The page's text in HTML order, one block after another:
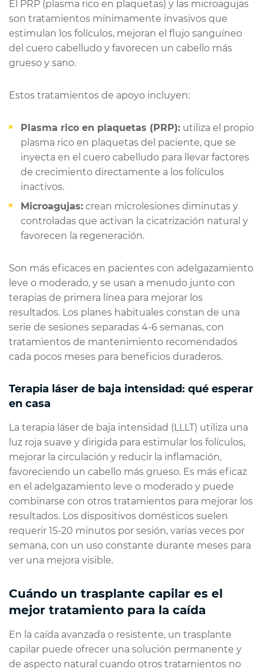
El PRP (plasma rico en plaquetas) y las microagujas
son tratamientos mínimamente invasivos que
estimulan los folículos, mejoran el flujo sanguíneo
del cuero cabelludo y favorecen un cabello más
grueso y sano.
Estos tratamientos de apoyo incluyen:
Plasma rico en plaquetas (PRP): utiliza el propio
plasma rico en plaquetas del paciente, que se
inyecta en el cuero cabelludo para llevar factores
de crecimiento directamente a los folículos
inactivos.
Microagujas: crean microlesiones diminutas y
controladas que activan la cicatrización natural y
favorecen la regeneración.
Son más eficaces en pacientes con adelgazamiento
leve o moderado, y se usan a menudo junto con
terapias de primera línea para mejorar los
resultados. Los planes habituales constan de una
serie de sesiones separadas 4-6 semanas, con
tratamientos de mantenimiento recomendados
cada pocos meses para beneficios duraderos.
Terapia láser de baja intensidad: qué esperar
en casa
La terapia láser de baja intensidad (LLLT) utiliza una
luz roja suave y dirigida para estimular los folículos,
mejorar la circulación y reducir la inflamación,
favoreciendo un cabello más grueso. Es más eficaz
en el adelgazamiento leve o moderado y puede
combinarse con otros tratamientos para mejorar los
resultados. Los dispositivos domésticos suelen
requerir 15-20 minutos por sesión, varias veces por
semana, con un uso constante durante meses para
ver una mejora visible.
Cuándo un trasplante capilar es el
mejor tratamiento para la caída
En la caída avanzada o resistente, un trasplante
capilar puede ofrecer una solución permanente y
de aspecto natural cuando otros tratamientos no